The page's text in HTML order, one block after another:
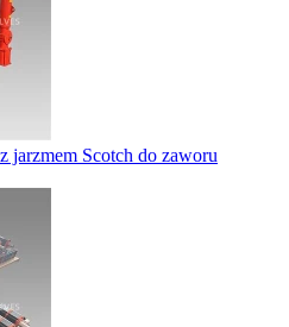
jarzmem Scotch do zaworu